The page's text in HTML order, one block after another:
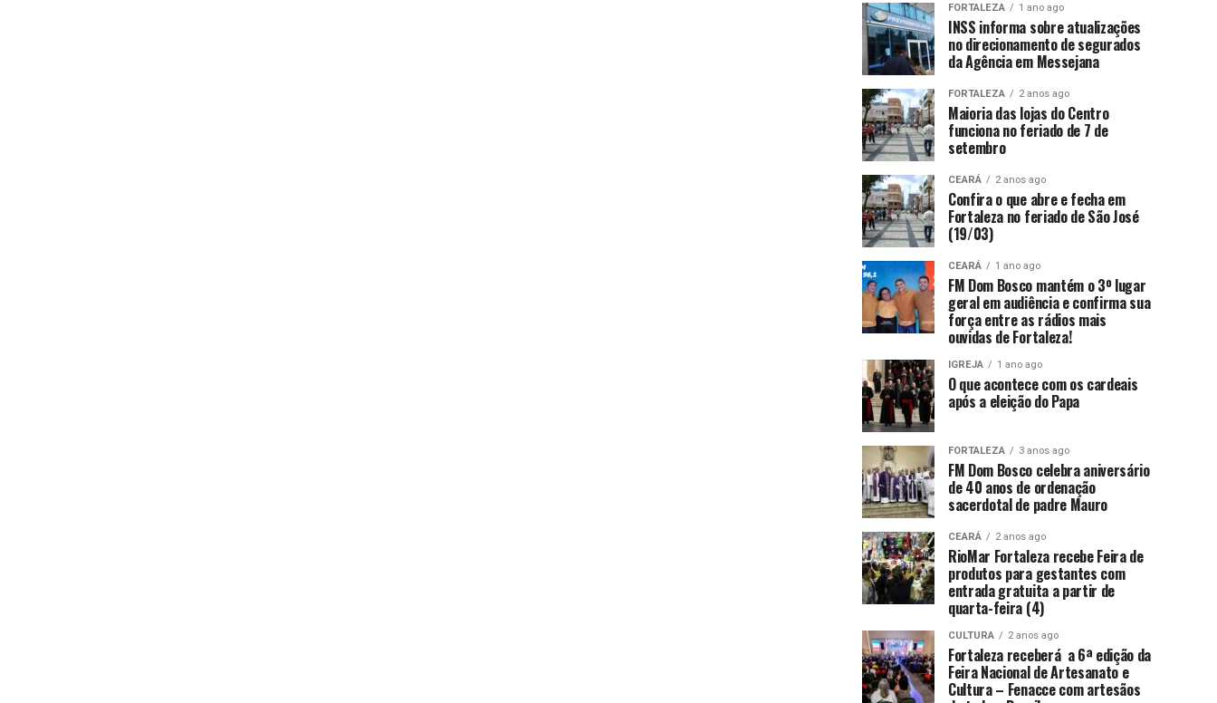
FORTALEZA 1 ano ago
INSS informa sobre atualizações
no direcionamento de segurados
da Agência em Messejana
FORTALEZA 2 anos ago
Maioria das lojas do Centro
funciona no feriado de 7 de
setembro
CEARÁ 2 anos ago
Confira o que abre e fecha em
Fortaleza no feriado de São José
(19/03)
CEARÁ 1 ano ago
FM Dom Bosco mantém o 3º lugar
geral em audiência e confirma sua
força entre as rádios mais
ouvidas de Fortaleza!
IGREJA 1 ano ago
O que acontece com os cardeais
após a eleição do Papa
FORTALEZA 3 anos ago
FM Dom Bosco celebra aniversário
de 40 anos de ordenação
sacerdotal de padre Mauro
CEARÁ 2 anos ago
RioMar Fortaleza recebe Feira de
produtos para gestantes com
entrada gratuita a partir de
quarta-feira (4)
CULTURA 2 anos ago
Fortaleza receberá a 6ª edição da
Feira Nacional de Artesanato e
Cultura – Fenacce com artesãos